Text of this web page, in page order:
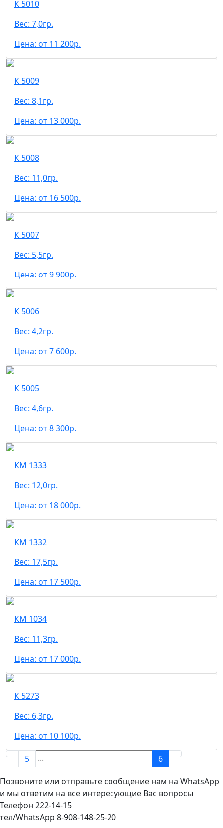
К 5010
Вес: 7,0гр.
Цена: от 11 200р.
К 5009
Вес: 8,1гр.
Цена: от 13 000р.
К 5008
Вес: 11,0гр.
Цена: от 16 500р.
К 5007
Вес: 5,5гр.
Цена: от 9 900р.
К 5006
Вес: 4,2гр.
Цена: от 7 600р.
К 5005
Вес: 4,6гр.
Цена: от 8 300р.
КМ 1333
Вес: 12,0гр.
Цена: от 18 000р.
КМ 1332
Вес: 17,5гр.
Цена: от 17 500р.
КМ 1034
Вес: 11,3гр.
Цена: от 17 000р.
К 5273
Вес: 6,3гр.
Цена: от 10 100р.
5 6
Позвоните или отправьте сообщение нам на WhatsApp
и мы ответим на все интересующие Вас вопросы
Телефон 222-14-15
тел/WhatsApp 8-908-148-25-20